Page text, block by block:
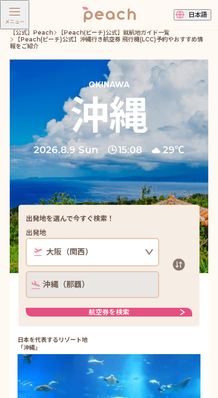
メニュー
日本語
【公式】Peach
【Peach(ピーチ)公式】就航地ガイド一覧
【Peach(ピーチ)公式】沖縄行き航空券 飛行機(LCC)予約やおすすめ情
報をご紹介
沖縄
2026.8.9 Sun 15:08 29℃
出発地を選んで今すぐ検索！
出発地
沖縄（那覇）
航空券を検索
日本を代表するリゾート地
「沖縄」